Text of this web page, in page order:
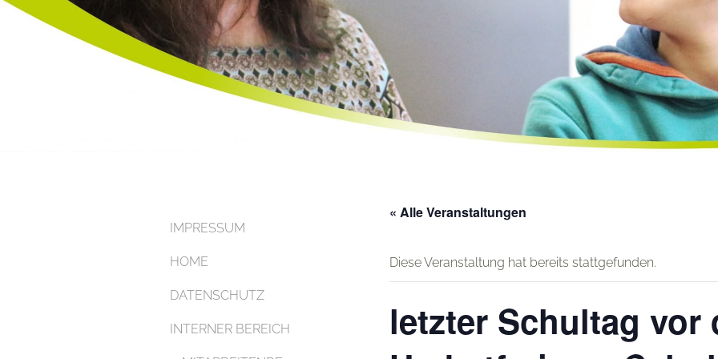
IMPRESSUM
HOME
DATENSCHUTZ
INTERNER BEREICH
« Alle Veranstaltungen
Diese Veranstaltung hat bereits stattgefunden.
letzter Schultag vor